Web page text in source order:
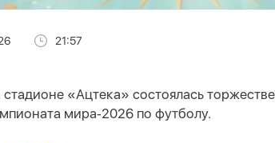
21:57
«Ацтека» состоялась
мира‑2026 по футболу.